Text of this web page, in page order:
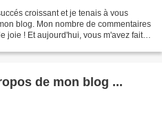
croissant et je tenais à vous
blog. Mon nombre de commentaires
joie ! Et aujourd'hui, vous m'avez fait
de mon blog ...